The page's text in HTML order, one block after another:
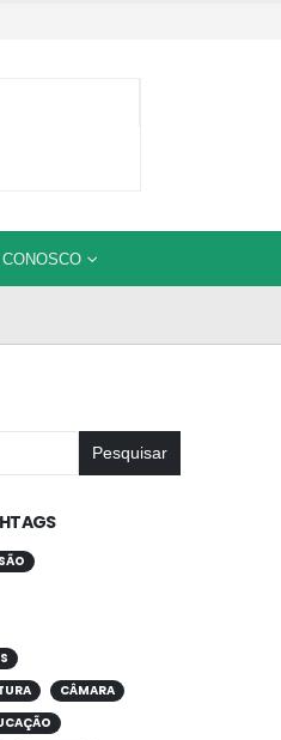
CONOSCO
Pesquisar
CÂMARA